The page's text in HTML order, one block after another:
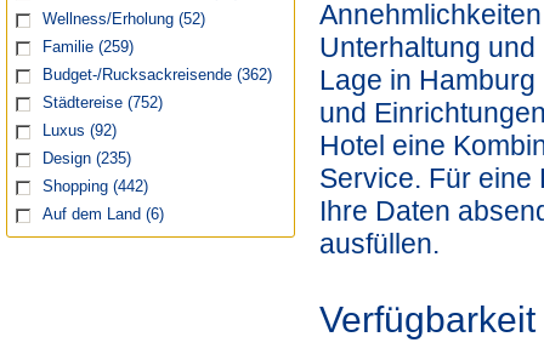
Wellness/Erholung (52)
Familie (259)
Budget-/Rucksackreisende (362)
Städtereise (752)
Luxus (92)
Design (235)
Shopping (442)
Auf dem Land (6)
Unterhaltung
Lage in
und
Hotel eine
Service. Für eine
Ihre Daten
ausfüllen.
Verfügbarkeit